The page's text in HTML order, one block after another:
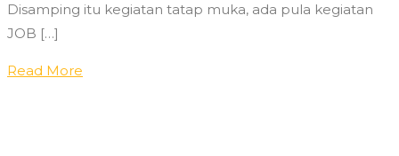
Disamping itu kegiatan tatap muka, ada pula kegiatan
JOB […]
Read More